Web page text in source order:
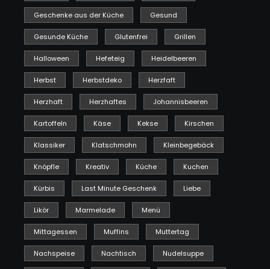
Geschenke aus der Küche Gesund
Gesunde Küche Glutenfrei Grillen
Halloween Hefeteig Heidelbeeren
Herbst Herbstdeko Herzfaft
Herzhaft Herzhaftes Johannisbeeren
Kartoffeln Käse Kekse Kirschen
Klassiker Klatschmohn Kleinbegebäck
Knöpfle Kreativ Küche Kuchen
Kürbis Last Minute Geschenk Liebe
Likör Marmelade Menü
Mittagessen Muffins Muttertag
Nachspeise Nachtisch Nudelsuppe